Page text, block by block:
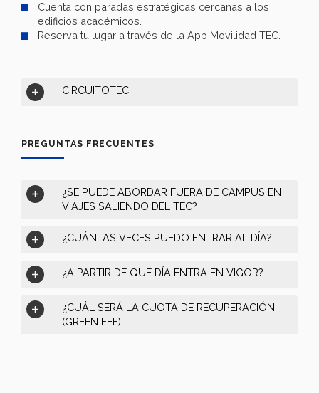
Cuenta con paradas estratégicas cercanas a los
edificios académicos.
Reserva tu lugar a través de la App Movilidad TEC.
CIRCUITOTEC
PREGUNTAS FRECUENTES
¿SE PUEDE ABORDAR FUERA DE CAMPUS EN
VIAJES SALIENDO DEL TEC?
¿CUÁNTAS VECES PUEDO ENTRAR AL DÍA?
¿A PARTIR DE QUE DÍA ENTRA EN VIGOR?
¿CUÁL SERÁ LA CUOTA DE RECUPERACIÓN
(GREEN FEE)